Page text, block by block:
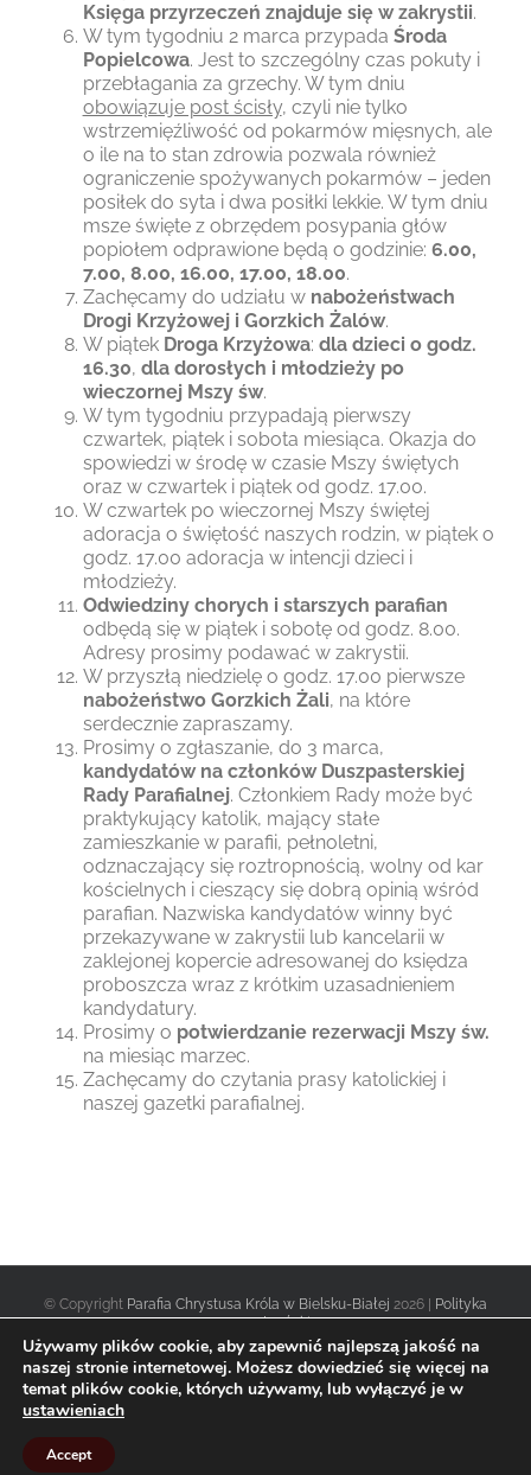
Księga przyrzeczeń znajduje się w zakrystii.
W tym tygodniu 2 marca przypada Środa
Popielcowa. Jest to szczególny czas pokuty i
przebłagania za grzechy. W tym dniu
obowiązuje post ścisły, czyli nie tylko
wstrzemięźliwość od pokarmów mięsnych, ale
o ile na to stan zdrowia pozwala również
ograniczenie spożywanych pokarmów – jeden
posiłek do syta i dwa posiłki lekkie. W tym dniu
msze święte z obrzędem posypania głów
popiołem odprawione będą o godzinie: 6.00,
7.00, 8.00, 16.00, 17.00, 18.00.
Zachęcamy do udziału wnabożeństwach
Drogi Krzyżowej i Gorzkich Żalów.
W piątek Droga Krzyżowa: dla dzieci o godz.
16.30, dla dorosłych i młodzieży po
wieczornej Mszy św.
W tym tygodniu przypadają pierwszy
czwartek, piątek i sobota miesiąca. Okazja do
spowiedzi w środę w czasie Mszy świętych
oraz w czwartek i piątek od godz. 17.00.
W czwartek po wieczornej Mszy świętej
adoracja o świętość naszych rodzin, w piątek o
godz. 17.00 adoracja w intencji dzieci i
młodzieży.
Odwiedziny chorych i starszych parafian
odbędą się w piątek i sobotę od godz. 8.00.
Adresy prosimy podawać w zakrystii.
W przyszłą niedzielę o godz. 17.00 pierwsze
nabożeństwo Gorzkich Żali, na które
serdecznie zapraszamy.
Prosimy o zgłaszanie, do 3 marca,
kandydatów na członków Duszpasterskiej
Rady Parafialnej. Członkiem Rady może być
praktykujący katolik, mający stałe
zamieszkanie w parafii, pełnoletni,
odznaczający się roztropnością, wolny od kar
kościelnych i cieszący się dobrą opinią wśród
parafian. Nazwiska kandydatów winny być
przekazywane w zakrystii lub kancelarii w
zaklejonej kopercie adresowanej do księdza
proboszcza wraz z krótkim uzasadnieniem
kandydatury.
Prosimy o potwierdzanie rezerwacji Mszy św.
na miesiąc marzec.
Zachęcamy do czytania prasy katolickiej i
naszej gazetki parafialnej.
© Copyright Parafia Chrystusa Króla w Bielsku-Białej 2026 | Polityka
prywatności|
Używamy plików cookie, aby zapewnić najlepszą jakość na
naszej stronie internetowej. Możesz dowiedzieć się więcej na
temat plików cookie, których używamy, lub wyłączyć je w
ustawieniach
Accept